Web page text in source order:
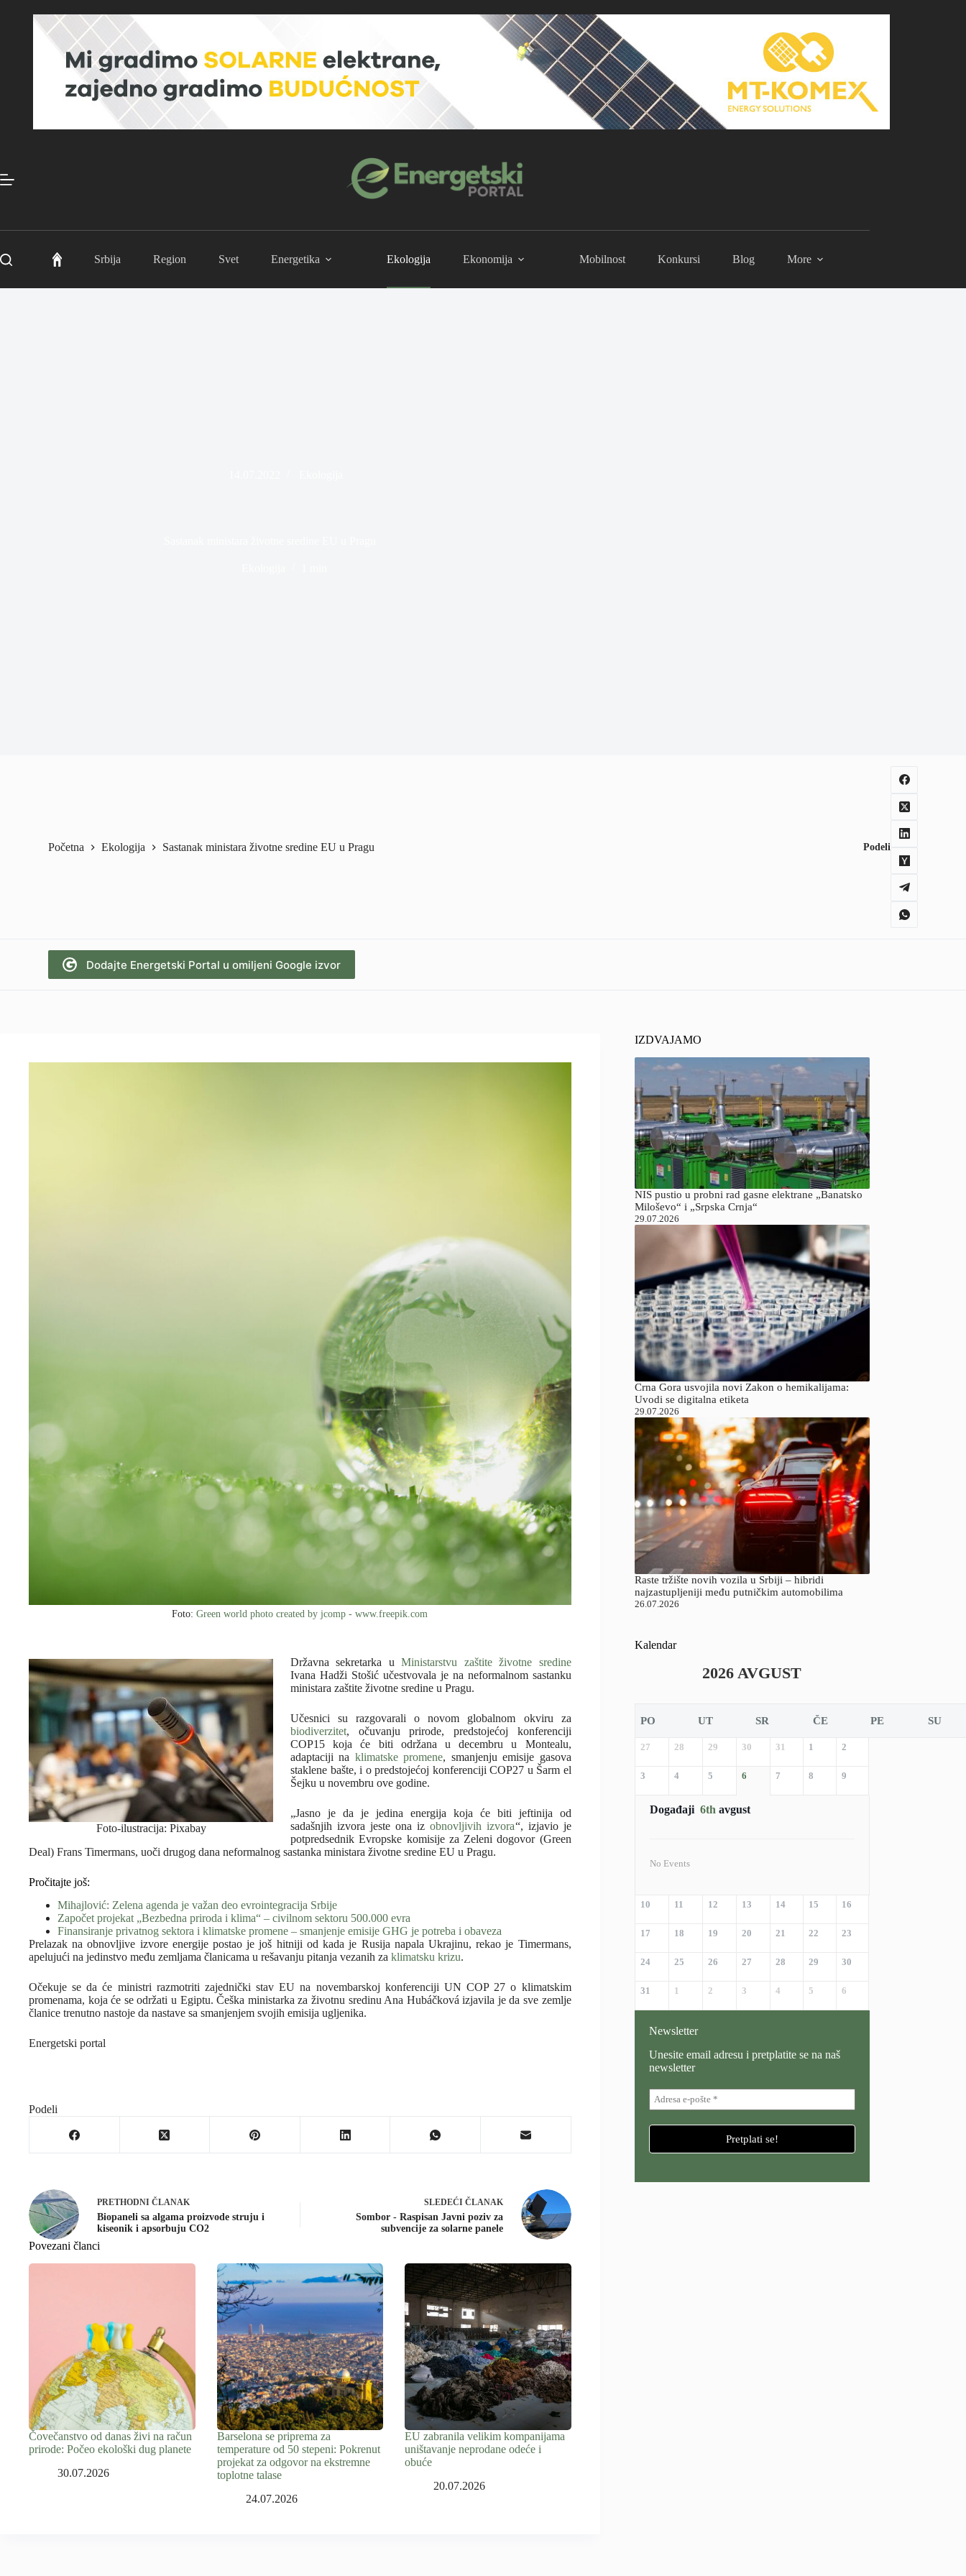
Srbija Region Svet Energetika Ekologija Ekonomija Mobilnost Konkursi Blog More
Početna Ekologija Sastanak ministara životne sredine EU u Pragu Podeli
Dodajte Energetski Portal u omiljeni Google izvor
Foto:Green world photo created by jcomp - www.freepik.com
Foto-ilustracija: Pixabay
Državna sekretarka uMinistarstvu zaštite životne sredine
Ivana Hadži Stošić učestvovala je na neformalnom sastanku
ministara zaštite životne sredine u Pragu.
Učesnici su razgovarali o novom globalnom okviru za
biodiverzitet, očuvanju prirode, predstojećoj konferenciji
COP15 koja će biti održana u decembru u Montealu,
adaptaciji na klimatske promene, smanjenju emisije gasova
staklene bašte, i o predstojećoj konferenciji COP27 u Šarm el
Šejku u novembru ove godine.
„Jasno je da je jedina energija koja će biti jeftinija od
sadašnjih izvora jeste ona izobnovljivih izvora“, izjavio je
potpredsednik Evropske komisije za Zeleni dogovor (Green
Deal) Frans Timermans, uoči drugog dana neformalnog sastanka ministara životne sredine EU u Pragu.
Pročitajte još:
Mihajlović: Zelena agenda je važan deo evrointegracija Srbije
Započet projekat „Bezbedna priroda i klima“ – civilnom sektoru 500.000 evra
Finansiranje privatnog sektora i klimatske promene – smanjenje emisije GHG je potreba i obaveza
Prelazak na obnovljive izvore energije postao je još hitniji od kada je Rusija napala Ukrajinu, rekao je Timermans,
apelujući na jedinstvo među zemljama članicama u rešavanju pitanja vezanih za klimatsku krizu.
Očekuje se da će ministri razmotriti zajednički stav EU na novembarskoj konferenciji UN COP 27 o klimatskim
promenama, koja će se održati u Egiptu. Češka ministarka za životnu sredinu Ana Hubáčková izjavila je da sve zemlje
članice trenutno nastoje da nastave sa smanjenjem svojih emisija ugljenika.
Energetski portal
Podeli
PRETHODNI ČLANAK
Biopaneli sa algama proizvode struju i
kiseonik i apsorbuju CO2
SLEDEĆI ČLANAK
Sombor - Raspisan Javni poziv za
subvencije za solarne panele
Povezani članci
Čovečanstvo od danas živi na račun
prirode: Počeo ekološki dug planete
30.07.2026
Barselona se priprema za
temperature od 50 stepeni: Pokrenut
projekat za odgovor na ekstremne
toplotne talase
24.07.2026
EU zabranila velikim kompanijama
uništavanje neprodane odeće i
obuće
20.07.2026
IZDVAJAMO
NIS pustio u probni rad gasne elektrane „Banatsko
Miloševo“ i „Srpska Crnja“
29.07.2026
Crna Gora usvojila novi Zakon o hemikalijama:
Uvodi se digitalna etiketa
29.07.2026
Raste tržište novih vozila u Srbiji – hibridi
najzastupljeniji među putničkim automobilima
26.07.2026
Kalendar
2026 AVGUST
PO UT SR ČE PE SU
27 28 29 30 31 1 2
3 4 5 6 7 8 9
Događaji 6th avgust
No Events
10 11 12 13 14 15 16
17 18 19 20 21 22 23
24 25 26 27 28 29 30
31 1 2 3 4 5 6
Newsletter
Unesite email adresu i pretplatite se na naš
newsletter